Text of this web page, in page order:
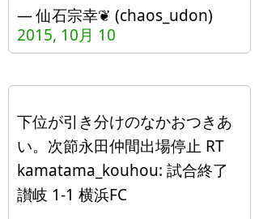
— 仙石宗幸❦ (chaos_udon)
2015, 10月 10
下位が引き分けのなかおつきあ
い。次節永田仲間出場停止 RT
kamatama_kouhou: 試合終了
讃岐 1-1 横浜FC